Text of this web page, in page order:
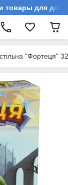
товары для
"Фортеця"